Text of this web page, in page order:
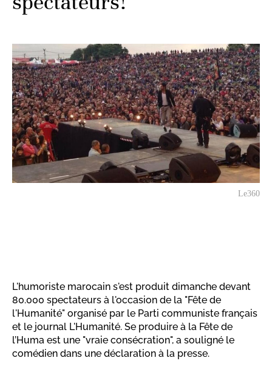
Le360
L'humoriste marocain s'est produit dimanche devant
80.000 spectateurs à l'occasion de la "Fête de
l'Humanité" organisé par le Parti communiste français
et le journal L'Humanité. Se produire à la Fête de
l’Huma est une "vraie consécration", a souligné le
comédien dans une déclaration à la presse.